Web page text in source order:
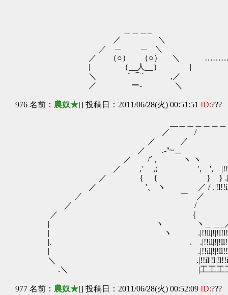
／ ＼
／ ─ ─ ＼
／ （○） （○） ＼
| （__人__） |
＼ ｀⌒´ ,／
／ ー‐ ＼
976 名前： 農奴★[] 投稿日：2011/06/28(火) 00:51:51 ID:???
／ / ﾍ
／ ／
／ .‐''~＿
／ /´ , ヽ ヽ /´
／ ,' ,; ', ',
／ { { } }
／ '、 ヽ ／ /
／ ￣ ／ |
／ /
／ ｛ /
| ヽ ヽ＿＿_／
| ヽ
|. .
|
＼
.＼ |工工工工
977 名前： 農奴★[] 投稿日：2011/06/28(火) 00:52:09 ID:???